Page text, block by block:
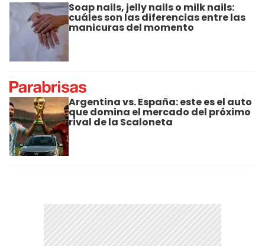
Soap nails, jelly nails o milk nails:
cuáles son las diferencias entre las
manicuras del momento
Argentina vs. España: este es el auto
que domina el mercado del próximo
rival de la Scaloneta